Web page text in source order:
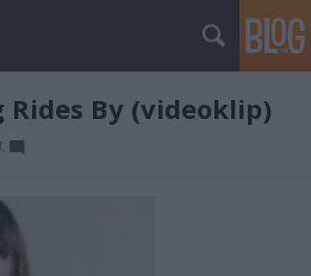
Rides By (videoklip)